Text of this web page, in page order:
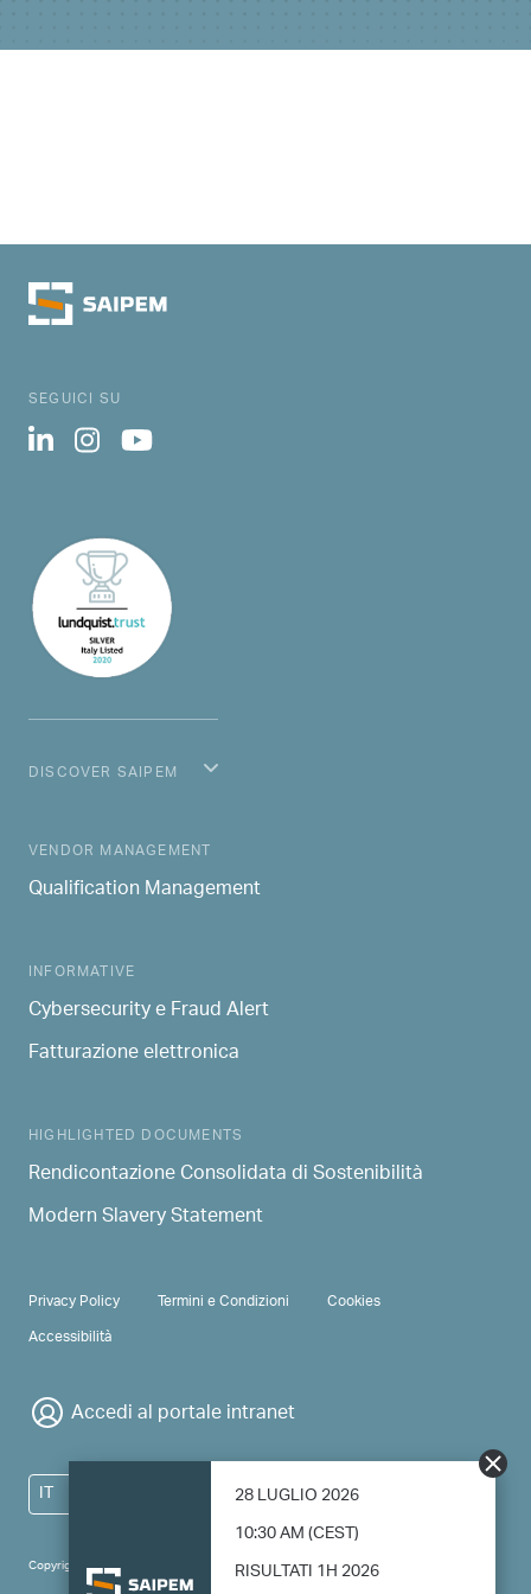
28 LUGLIO 2026
10:30 AM (CEST)
RISULTATI 1H 2026
SEGUICI SU
DISCOVER SAIPEM
MAIN NAVIGATION
VENDOR MANAGEMENT
Qualification Management
INFORMATIVE
Cybersecurity e Fraud Alert
Fatturazione elettronica
HIGHLIGHTED DOCUMENTS
Rendicontazione Consolidata di Sostenibilità
Modern Slavery Statement
Copyright 2024 Saipem - All right reserved
PRIVACY & TERMS
Privacy Policy Termini e Condizioni
Cookies
Accessibilità
Accedi al portale intranet
IT